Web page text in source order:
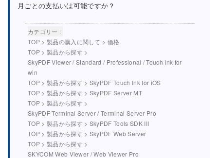
月ごとの支払いは可能ですか？
カテゴリー :
TOP> 製品の購入に関して > 価格
TOP> 製品から探す >
SkyPDF Viewer / Standard / Professional / Touch Ink for
win
TOP> 製品から探す > SkyPDF Touch Ink for iOS
TOP> 製品から探す > SkyPDF Server MT
TOP> 製品から探す >
SkyPDF Terminal Server / Terminal Server Pro
TOP> 製品から探す > SkyPDF Tools SDK III
TOP> 製品から探す > SkyPDF Web Server
TOP> 製品から探す >
SKYCOM Web Viewer / Web Viewer Pro